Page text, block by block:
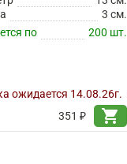
3 см.
по
200 шт.
ожидается 14.08.26г.
351 ₽
shopping_cart